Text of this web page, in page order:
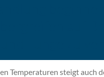
Temperaturen steigt auch